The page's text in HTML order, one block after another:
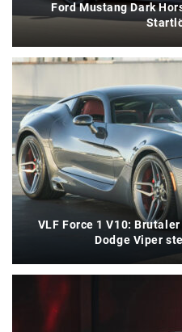
Ford Mustang Dark
VLF Force 1 V10:
Dodge Viper